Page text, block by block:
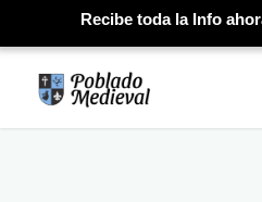
Recibe toda la Info